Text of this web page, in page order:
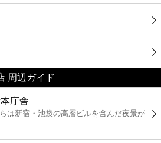
周辺ガイド
庁舎
は新宿・池袋の高層ビルを含んだ夜景が